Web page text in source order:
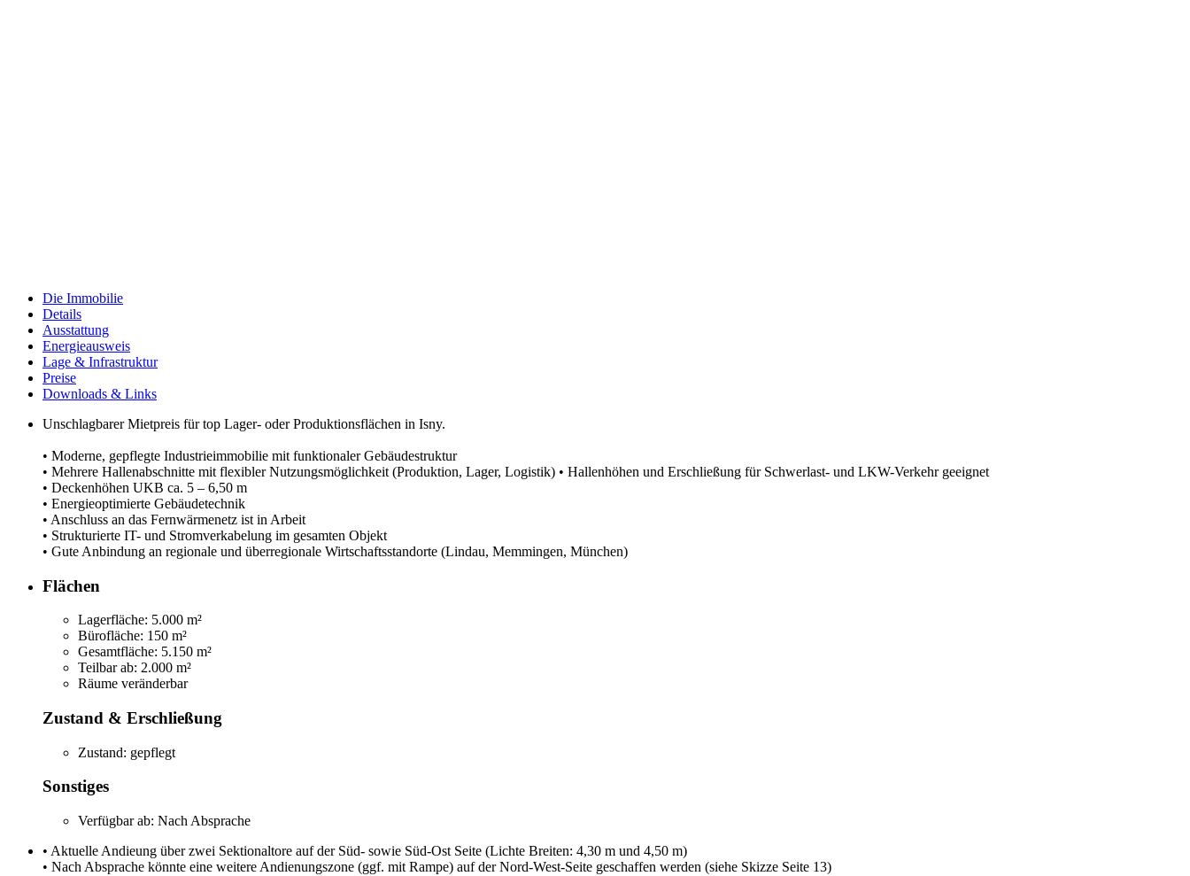
Die Immobilie
Details
Ausstattung
Energieausweis
Lage & Infrastruktur
Preise
Downloads & Links
Unschlagbarer Mietpreis für top Lager- oder Produktionsflächen in Isny.
• Moderne, gepflegte Industrieimmobilie mit funktionaler Gebäudestruktur
• Mehrere Hallenabschnitte mit flexibler Nutzungsmöglichkeit (Produktion, Lager, Logistik) • Hallenhöhen und Erschließung für Schwerlast- und LKW-Verkehr geeignet
• Deckenhöhen UKB ca. 5 – 6,50 m
• Energieoptimierte Gebäudetechnik
• Anschluss an das Fernwärmenetz ist in Arbeit
• Strukturierte IT- und Stromverkabelung im gesamten Objekt
• Gute Anbindung an regionale und überregionale Wirtschaftsstandorte (Lindau, Memmingen, München)
Flächen
Lagerfläche: 5.000 m²
Bürofläche: 150 m²
Gesamtfläche: 5.150 m²
Teilbar ab: 2.000 m²
Räume veränderbar
Zustand & Erschließung
Zustand: gepflegt
Sonstiges
Verfügbar ab: Nach Absprache
• Aktuelle Andieung über zwei Sektionaltore auf der Süd- sowie Süd-Ost Seite (Lichte Breiten: 4,30 m und 4,50 m)
• Nach Absprache könnte eine weitere Andienungszone (ggf. mit Rampe) auf der Nord-West-Seite geschaffen werden (siehe Skizze Seite 13)